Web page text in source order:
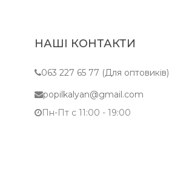
НАШІ КОНТАКТИ
063 227 65 77 (Для оптовиків)
popilkalyan@gmail.com
Пн-Пт c 11:00 - 19:00